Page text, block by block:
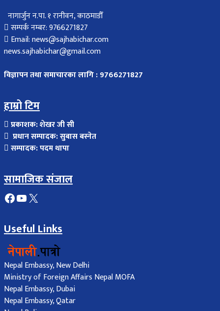
नागार्जुन न.पा. १ रानीवन, काठमाडौँ
सम्पर्क नम्बर: 9766271827
Email: news@sajhabichar.com
news.sajhabichar@gmail.com
विज्ञापन तथा समाचारका लागि : 9766271827
हाम्रो टिम
प्रकाशक: शेखर जी सी
प्रधान सम्पादक: सुबास बस्नेत
सम्पादक: पदम थापा
सामाजिक संजाल
Facebook
YouTube
X
Useful Links
Nepal Embassy, New Delhi
Ministry of Foreign Affairs Nepal MOFA
Nepal Embassy, Dubai
Nepal Embassy, Qatar